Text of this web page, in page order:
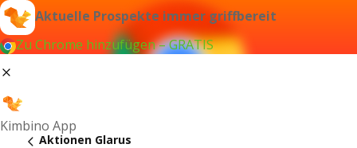
Aktuelle Prospekte immer griffbereit
Zu Chrome hinzufügen – GRATIS
Kimbino App
Aktionen Glarus